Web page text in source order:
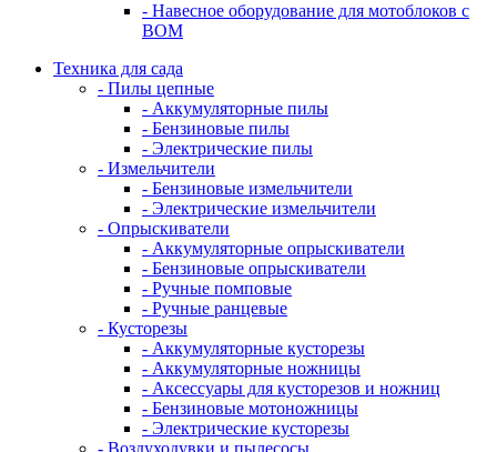
- Навесное оборудование для мотоблоков с
ВОМ
Техника для сада
- Пилы цепные
- Аккумуляторные пилы
- Бензиновые пилы
- Электрические пилы
- Измельчители
- Бензиновые измельчители
- Электрические измельчители
- Опрыскиватели
- Аккумуляторные опрыскиватели
- Бензиновые опрыскиватели
- Ручные помповые
- Ручные ранцевые
- Кусторезы
- Аккумуляторные кусторезы
- Аккумуляторные ножницы
- Аксессуары для кусторезов и ножниц
- Бензиновые мотоножницы
- Электрические кусторезы
- Воздуходувки и пылесосы